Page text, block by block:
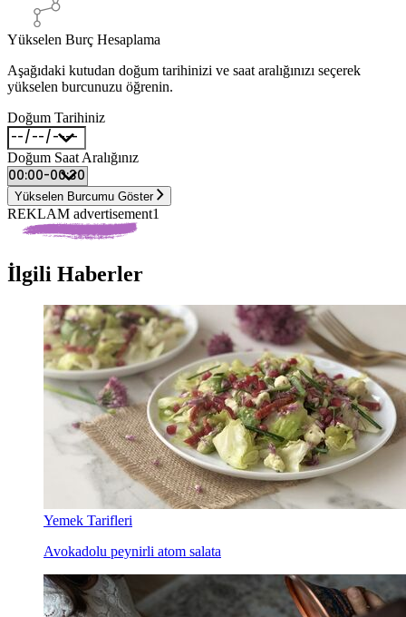
Yükselen Burç Hesaplama
Aşağıdaki kutudan doğum tarihinizi ve saat aralığınızı seçerek
yükselen burcunuzu öğrenin.
Doğum Tarihiniz
Doğum Saat Aralığınız
Yükselen Burcumu Göster
REKLAM advertisement1
İlgili Haberler
Yemek Tarifleri
Avokadolu peynirli atom salata